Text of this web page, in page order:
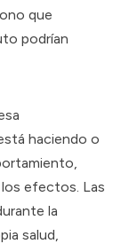
que
podrían
haciendo o
efectos. Las
la
salud,